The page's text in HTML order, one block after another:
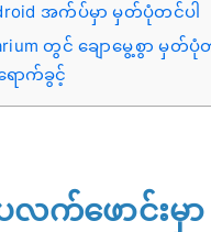
အက်ပ်မှာ မှတ်ပုံတင်ပါ
တွင် ချောမွေ့စွာ မှတ်ပုံ
ောက်ခွင့်
လက်ဖောင်းမှာ